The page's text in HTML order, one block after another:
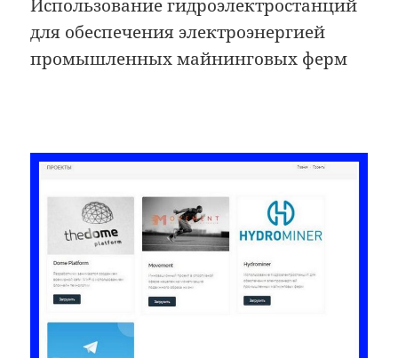
Использование гидроэлектростанций
для обеспечения электроэнергией
промышленных майнинговых ферм